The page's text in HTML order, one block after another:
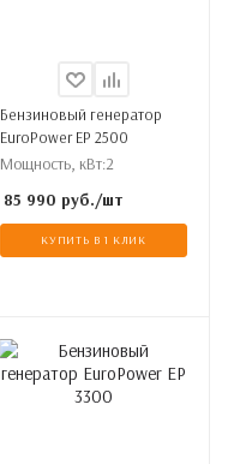
Бензиновый генератор
EuroPower EP 2500
Мощность, кВт:2
85 990 руб./шт
КУПИТЬ В 1 КЛИК